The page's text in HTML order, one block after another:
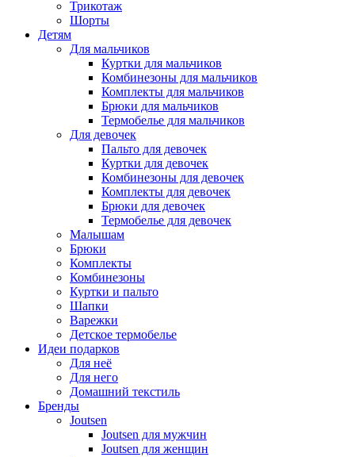
Трикотаж
Шорты
Детям
Для мальчиков
Куртки для мальчиков
Комбинезоны для мальчиков
Комплекты для мальчиков
Брюки для мальчиков
Термобелье для мальчиков
Для девочек
Пальто для девочек
Куртки для девочек
Комбинезоны для девочек
Комплекты для девочек
Брюки для девочек
Термобелье для девочек
Малышам
Брюки
Комплекты
Комбинезоны
Куртки и пальто
Шапки
Варежки
Детское термобелье
Идеи подарков
Для неё
Для него
Домашний текстиль
Бренды
Joutsen
Joutsen для мужчин
Joutsen для женщин